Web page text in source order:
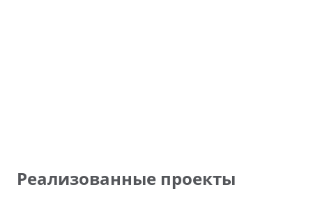
Реализованные проекты